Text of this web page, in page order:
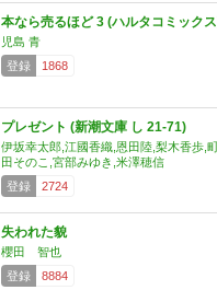
本なら売るほど 3 (ハルタコミック
児島 青
登録
1868
プレゼント (新潮文庫 し 21-71)
伊坂幸太郎,江國香織,恩田陸,梨木香歩,
田そのこ,宮部みゆき,米澤穂信
登録
2724
失われた貌
櫻田 智也
登録
8884